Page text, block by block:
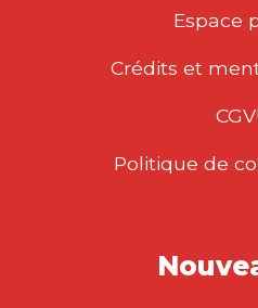
Espace
Crédits et
Politique de